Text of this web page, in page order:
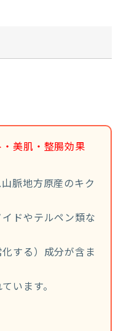
美肌・整腸効果
脈地方原産のキク
ドやテルペン類な
する）成分が含ま
います。